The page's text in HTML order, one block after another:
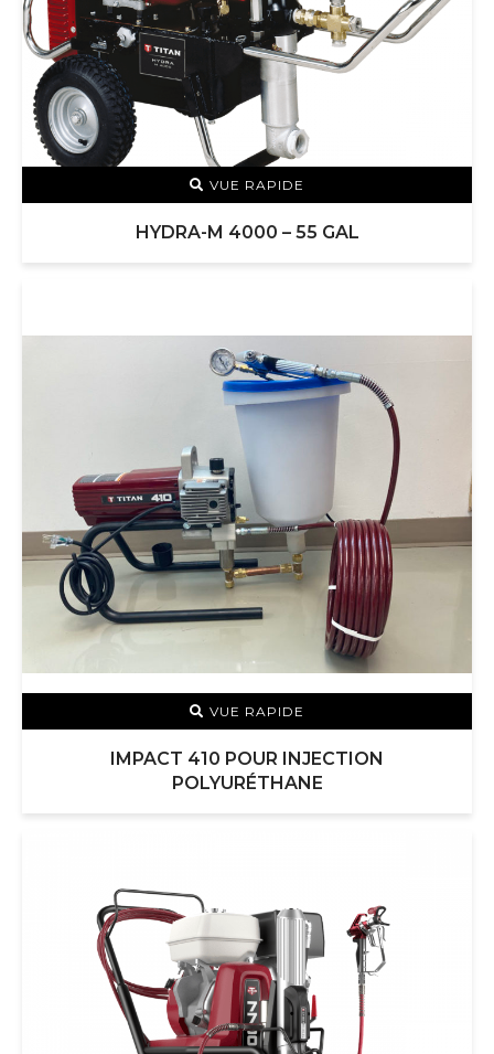
VUE RAPIDE
HYDRA-M 4000 – 55 GAL
VUE RAPIDE
IMPACT 410 POUR INJECTION
POLYURÉTHANE